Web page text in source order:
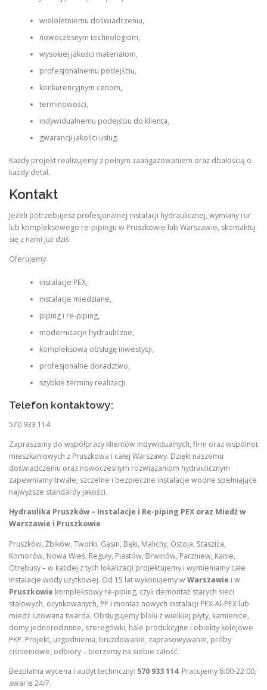
wieloletniemu doświadczeniu,
nowoczesnym technologiom,
wysokiej jakości materiałom,
profesjonalnemu podejściu,
konkurencyjnym cenom,
terminowości,
indywidualnemu podejściu do klienta,
gwarancji jakości usług.
Każdy projekt realizujemy z pełnym zaangażowaniem oraz dbałością o
każdy detal.
Kontakt
Jeżeli potrzebujesz profesjonalnej instalacji hydraulicznej, wymiany rur
lub kompleksowego re-pipingu w Pruszkowie lub Warszawie, skontaktuj
się z nami już dziś.
Oferujemy:
instalacje PEX,
instalacje miedziane,
piping i re-piping,
modernizacje hydrauliczne,
kompleksową obsługę inwestycji,
profesjonalne doradztwo,
szybkie terminy realizacji.
Telefon kontaktowy:
570 933 114
Zapraszamy do współpracy klientów indywidualnych, firm oraz wspólnot
mieszkaniowych z Pruszkowa i całej Warszawy. Dzięki naszemu
doświadczeniu oraz nowoczesnym rozwiązaniom hydraulicznym
zapewniamy trwałe, szczelne i bezpieczne instalacje wodne spełniające
najwyższe standardy jakości.
Hydraulika Pruszków – Instalacje i Re-piping PEX oraz Miedź w
Warszawie i Pruszkowie
Pruszków, Żbików, Tworki, Gąsin, Bąki, Malichy, Ostoja, Staszica,
Komorów, Nowa Wieś, Reguły, Piastów, Brwinów, Parzniew, Kanie,
Otrębusy – w każdej z tych lokalizacji projektujemy i wymieniamy całe
instalacje wody użytkowej. Od 15 lat wykonujemy wWarszawie i w
Pruszkowie kompleksowy re-piping, czyli demontaż starych sieci
stalowych, ocynkowanych, PP i montaż nowych instalacji PEX-Al-PEX lub
miedź lutowana twarda. Obsługujemy bloki z wielkiej płyty, kamienice,
domy jednorodzinne, szeregówki, hale produkcyjne i obiekty kolejowe
PKP. Projekt, uzgodnienia, bruzdowanie, zaprasowywanie, próby
ciśnieniowe, odbiory – bierzemy na siebie całość.
Bezpłatna wycena i audyt techniczny: 570 933 114. Pracujemy 6:00-22:00,
awarie 24/7.